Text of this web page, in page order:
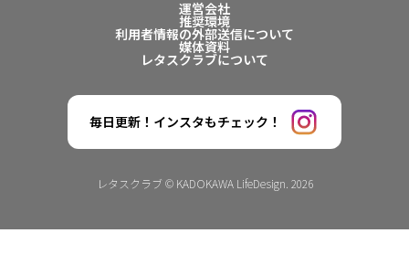
運営会社
推奨環境
利用者情報の外部送信について
媒体資料
レタスクラブについて
毎日更新！インスタもチェック！
レタスクラブ © KADOKAWA LifeDesign. 2026